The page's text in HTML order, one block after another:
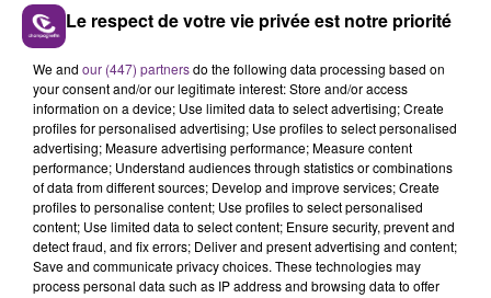
UN JEUNE HOMME BLESSÉ PAR BALLE À
REIMS
17 juin 2026
VIOLENCES CONJUGALES : LA BANQUE
Le respect de votre vie privée est notre priorité
We and our (447) partnersdo the following data processing based on
your consent and/or our legitimate interest: Store and/or access
information on a device; Use limited data to select advertising; Create
profiles for personalised advertising; Use profiles to select personalised
advertising; Measure advertising performance; Measure content
performance; Understand audiences through statistics or combinations
of data from different sources; Develop and improve services; Create
profiles to personalise content; Use profiles to select personalised
content; Use limited data to select content; Ensure security, prevent and
detect fraud, and fix errors; Deliver and present advertising and content;
Save and communicate privacy choices. These technologies may
process personal data such as IP address and browsing data to offer